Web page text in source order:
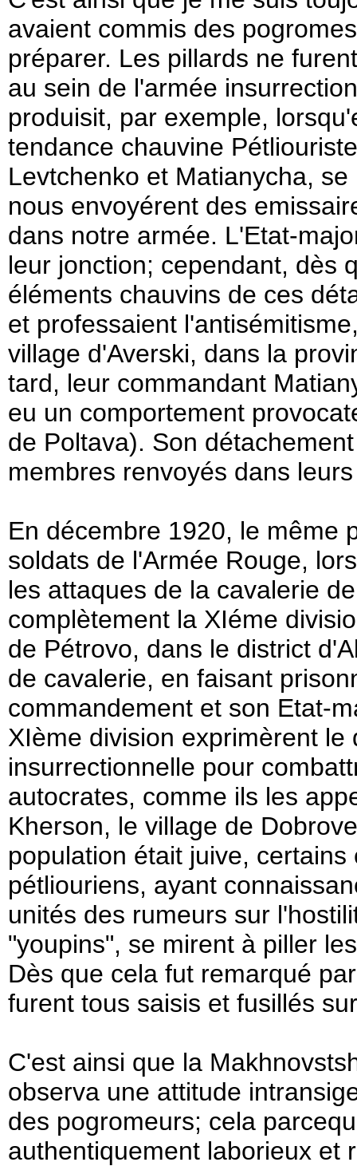
avaient commis des
préparer. Les pillards ne
au sein de l'armée
produisit, par exemple,
tendance chauvine
Levtchenko et Matianycha,
nous envoyérent des
dans notre armée. L'Etat-
leur jonction; cependant, dès
éléments chauvins de ces
et professaient
village d'Averski, dans la
tard, leur commandant
eu un comportement
de Poltava). Son
membres renvoyés dans
En décembre 1920, le même
soldats de l'Armée Rouge,
les attaques de la cavalerie
complètement la XIéme
de Pétrovo, dans le district
de cavalerie, en faisant
commandement et son Etat-
XIème division exprimèrent
insurrectionnelle pour
autocrates, comme ils les
Kherson, le village de
population était juive,
pétliouriens, ayant
unités des rumeurs sur
"youpins", se mirent à piller
Dès que cela fut remarqué
furent tous saisis et fusillés
C'est ainsi que la
observa une attitude
des pogromeurs; cela
authentiquement laborieux et